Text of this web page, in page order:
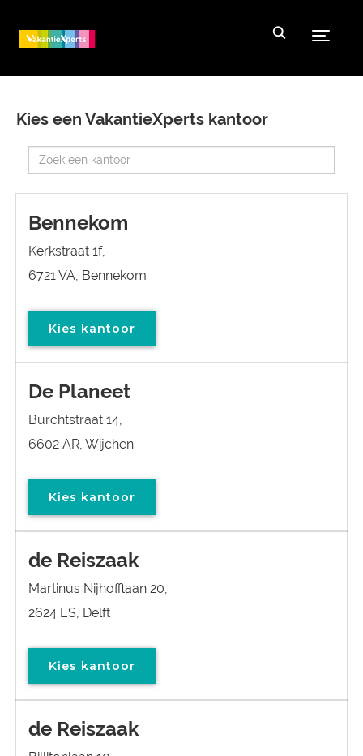
Kies een VakantieXperts kantoor
Bennekom
Kerkstraat 1f,
6721 VA, Bennekom
Kies kantoor
De Planeet
Burchtstraat 14,
6602 AR, Wijchen
Kies kantoor
de Reiszaak
Martinus Nijhofflaan 20,
2624 ES, Delft
Kies kantoor
de Reiszaak